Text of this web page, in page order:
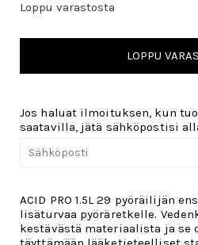
Loppu varastosta
LOPPU
Jos haluat ilmoituksen, kun
saatavilla, jätä sähköpostisi
ACID PRO 1.5L 29 pyöräilijän
lisäturvaa pyöräretkelle.
kestävästä materiaalista ja se